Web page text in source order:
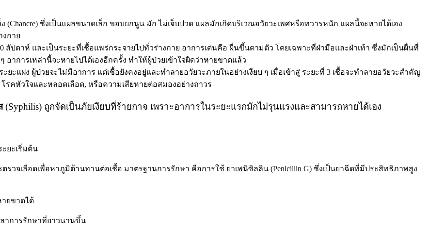
ซึ่งเป็นแผลขนาดเล็ก ขอบยกนูน มัก ไม่เจ็บปวด แผลมักเกิดบริเวณอวัยวะเพศหรือทวารหนัก แผลนี้จะหายได้เอง
งกาย
สัปดาห์ และเป็นระยะที่เชื้อแพร่กระจายไปทั่วร่างกาย อาการเด่นคือ ผื่นขึ้นตามตัว โดยเฉพาะที่ฝ่ามือและฝ่าเท้า ซึ่งมักเป็นผื่นที่
าการเหล่านี้จะหายไปได้เองอีกครั้ง ทำให้ผู้ป่วยเข้าใจผิดว่าหายขาดแล้ว
ระยะแฝง ผู้ป่วยจะไม่มีอาการ แต่เชื้อยังคงอยู่และทำลายอวัยวะภายในอย่างเงียบ ๆ เมื่อเข้าสู่ ระยะที่ 3 เชื้อจะทำลายอวัยวะสำคัญ
รคหัวใจและหลอดเลือด, หรือความเสียหายต่อสมองอย่างถาวร
(Syphilis) ถูกจัดเป็นภัยเงียบที่ร้ายกาจ เพราะอาการในระยะแรกมักไม่รุนแรงและสามารถหายได้เอง
ยะเริ่มต้น
รวจเลือดเพื่อหาภูมิต้านทานต่อเชื้อ มาตรฐานการรักษา คือการใช้ ยาเพนิซิลลิน (Penicillin G) ซึ่งเป็นยาฉีดที่มีประสิทธิภาพสูง
ายขาดได้
าการรักษาที่ยาวนานขึ้น